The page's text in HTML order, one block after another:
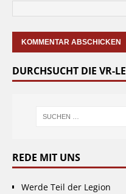
DURCHSUCHT DIE VR-
REDE MIT UNS
Werde Teil der Legion